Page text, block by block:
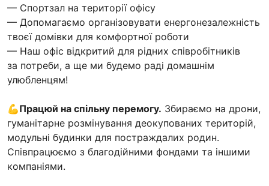
— Спортзал на території офісу
— Допомагаємо організовувати енергонезалежність
твоєї домівки для комфортної роботи
— Наш офіс відкритий для рідних співробітників
за потреби, а ще ми будемо раді домашнім
улюбленцям!
💪Працюй на спільну перемогу. Збираємо на дрони,
гуманітарне розмінування деокупованих територій,
модульні будинки для постраждалих родин.
Співпрацюємо з благодійними фондами та іншими
компаніями.